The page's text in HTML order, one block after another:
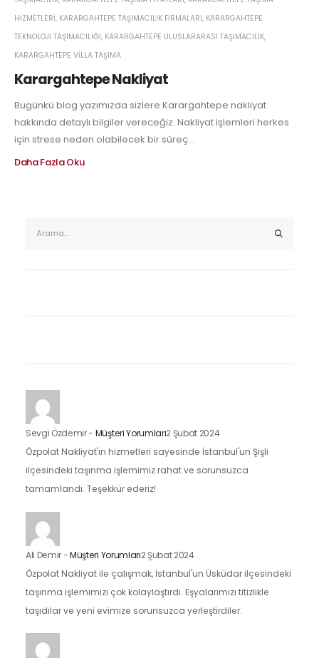
Karargahtepe Nakliyat
HIZMETLERI, KARARGAHTEPE TAŞIMACILIK FIRMALARI, KARARGAHTEPE
TEKNOLOJI TAŞIMACILIĞI, KARARGAHTEPE ULUSLARARASI TAŞIMACILIK,
KARARGAHTEPE VILLA TAŞIMA
Bugünkü blog yazımızda sizlere Karargahtepe nakliyat
hakkında detaylı bilgiler vereceğiz. Nakliyat işlemleri herkes
için strese neden olabilecek bir süreç...
Daha Fazla Oku
Sevgi Özdemir- Müşteri Yorumları2 Şubat 2024
Özpolat Nakliyat'ın hizmetleri sayesinde İstanbul'un Şişli
ilçesindeki taşınma işlemimiz rahat ve sorunsuzca
tamamlandı. Teşekkür ederiz!
Ali Demir-Müşteri Yorumları2 Şubat 2024
Özpolat Nakliyat ile çalışmak, İstanbul'un Üsküdar ilçesindeki
taşınma işlemimizi çok kolaylaştırdı. Eşyalarımızı titizlikle
taşıdılar ve yeni evimize sorunsuzca yerleştirdiler.